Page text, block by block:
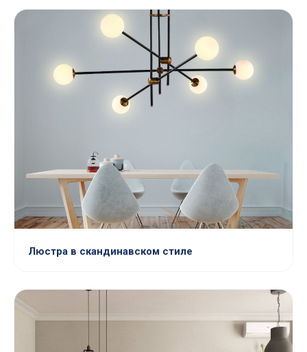
Люстра в скандинавском стиле